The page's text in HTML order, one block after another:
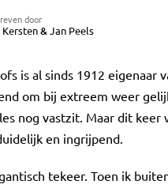
door
Kersten&Jan Peels
is al sinds 1912 eigenaar
om bij extreem weer
nog vastzit. Maar dit keer
en ingrijpend.
tekeer. Toen ik